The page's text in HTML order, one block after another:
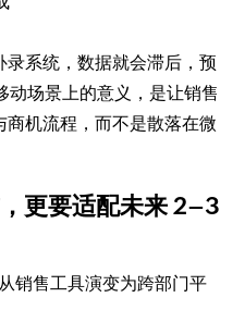
系统，数据就会滞后，预
动场景上的意义，是让销售
机流程，而不是散落在微
更要适配未来 2–3
销售工具演变为跨部门平